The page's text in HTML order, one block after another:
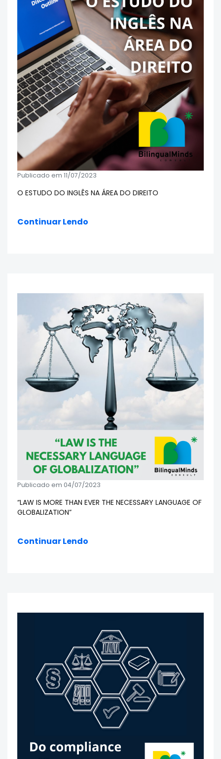
Publicado em 11/07/2023
O ESTUDO DO INGLÊS NA ÁREA DO DIREITO
Continuar Lendo
Publicado em 04/07/2023
“LAW IS MORE THAN EVER THE NECESSARY LANGUAGE OF
GLOBALIZATION”
Continuar Lendo